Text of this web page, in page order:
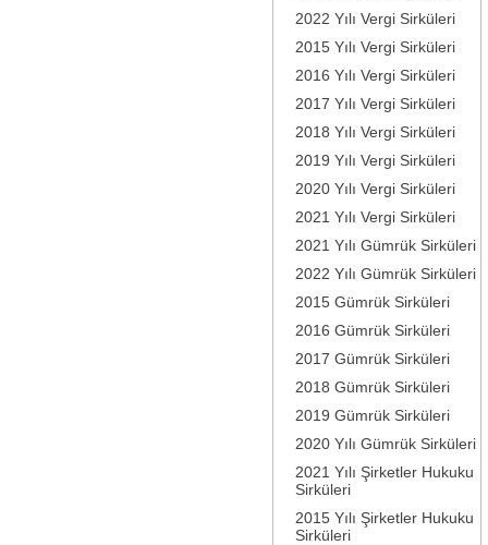
2022 Yılı Vergi Sirküleri
2015 Yılı Vergi Sirküleri
2016 Yılı Vergi Sirküleri
2017 Yılı Vergi Sirküleri
2018 Yılı Vergi Sirküleri
2019 Yılı Vergi Sirküleri
2020 Yılı Vergi Sirküleri
2021 Yılı Vergi Sirküleri
2021 Yılı Gümrük Sirküleri
2022 Yılı Gümrük Sirküleri
2015 Gümrük Sirküleri
2016 Gümrük Sirküleri
2017 Gümrük Sirküleri
2018 Gümrük Sirküleri
2019 Gümrük Sirküleri
2020 Yılı Gümrük Sirküleri
2021 Yılı Şirketler Hukuku
Sirküleri
2015 Yılı Şirketler Hukuku
Sirküleri